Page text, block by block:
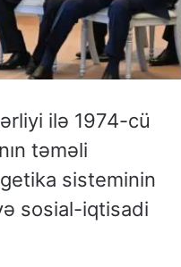
ilə 1974-cü
təməli
sisteminin
sosial-iqtisadi